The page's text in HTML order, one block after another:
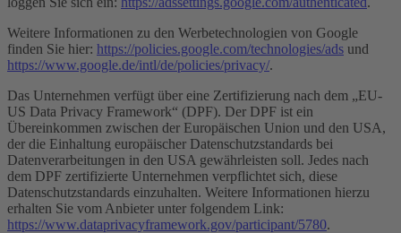
Weitere Informationen zu den Werbetechnologien von Google
finden Sie hier: https://policies.google.com/technologies/ads und
https://www.google.de/intl/de/policies/privacy/.
Das Unternehmen verfügt über eine Zertifizierung nach dem „EU-
US Data Privacy Framework“ (DPF). Der DPF ist ein
Übereinkommen zwischen der Europäischen Union und den USA,
der die Einhaltung europäischer Datenschutzstandards bei
Datenverarbeitungen in den USA gewährleisten soll. Jedes nach
dem DPF zertifizierte Unternehmen verpflichtet sich, diese
Datenschutzstandards einzuhalten. Weitere Informationen hierzu
erhalten Sie vom Anbieter unter folgendem Link:
https://www.dataprivacyframework.gov/participant/5780.